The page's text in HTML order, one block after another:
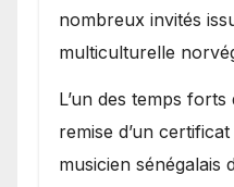
nombreux invités
multiculturelle
​L’un des temps
remise d’un
musicien sénégalais